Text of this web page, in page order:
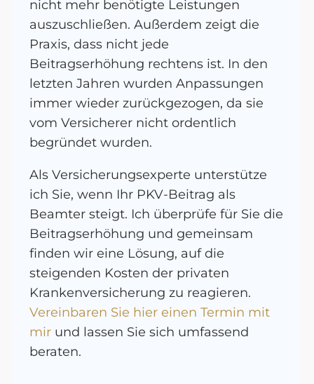
nicht mehr benötigte Leistungen
auszuschließen. Außerdem zeigt die
Praxis, dass nicht jede
Beitragserhöhung rechtens ist. In den
letzten Jahren wurden Anpassungen
immer wieder zurückgezogen, da sie
vom Versicherer nicht ordentlich
begründet wurden.
Als Versicherungsexperte unterstütze
ich Sie, wenn Ihr PKV-Beitrag als
Beamter steigt. Ich überprüfe für Sie die
Beitragserhöhung und gemeinsam
finden wir eine Lösung, auf die
steigenden Kosten der privaten
Krankenversicherung zu reagieren.
Vereinbaren Sie hier einen Termin mit
mir und lassen Sie sich umfassend
beraten.